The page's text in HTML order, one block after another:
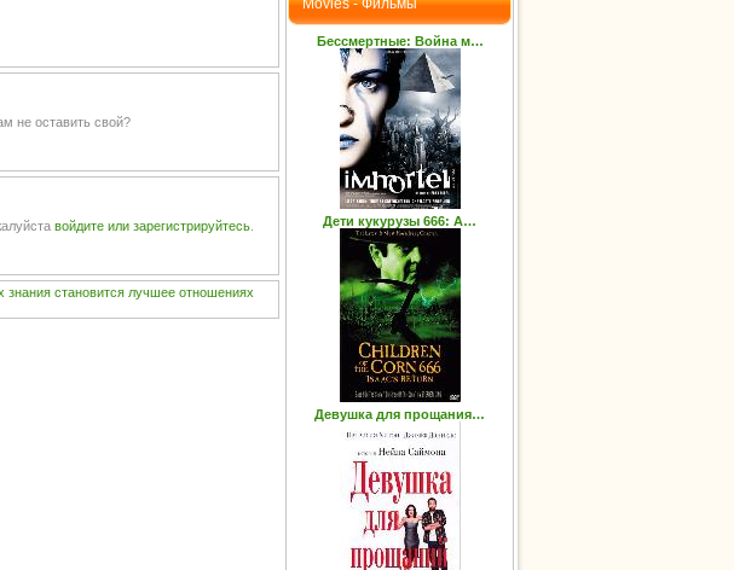
не оставить свой?
войдите или зарегистрируйтесь.
знания становится лучшее отношениях
Movies - Фильмы
Бессмертные: Война м…
Дети кукурузы 666: А…
Девушка для прощания…